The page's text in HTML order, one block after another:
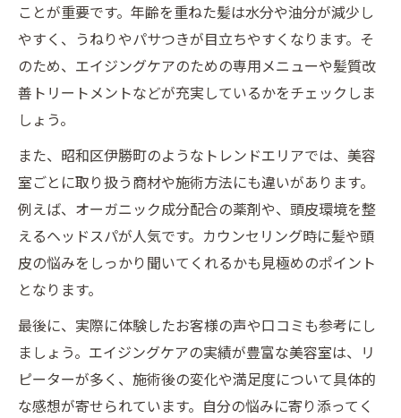
ことが重要です。年齢を重ねた髪は水分や油分が減少し
やすく、うねりやパサつきが目立ちやすくなります。そ
のため、エイジングケアのための専用メニューや髪質改
善トリートメントなどが充実しているかをチェックしま
しょう。
また、昭和区伊勝町のようなトレンドエリアでは、美容
室ごとに取り扱う商材や施術方法にも違いがあります。
例えば、オーガニック成分配合の薬剤や、頭皮環境を整
えるヘッドスパが人気です。カウンセリング時に髪や頭
皮の悩みをしっかり聞いてくれるかも見極めのポイント
となります。
最後に、実際に体験したお客様の声や口コミも参考にし
ましょう。エイジングケアの実績が豊富な美容室は、リ
ピーターが多く、施術後の変化や満足度について具体的
な感想が寄せられています。自分の悩みに寄り添ってく